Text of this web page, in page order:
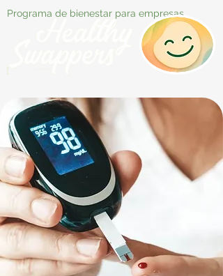
Programa de bienestar para empresas